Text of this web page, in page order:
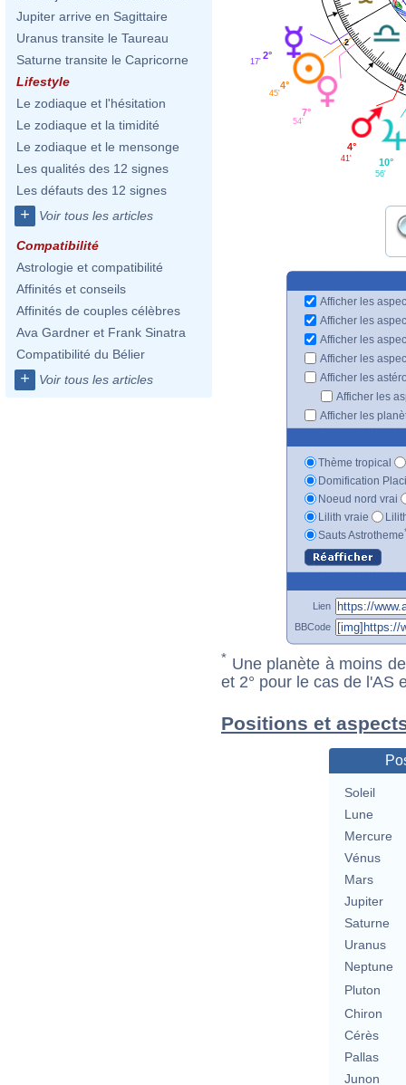
Jupiter arrive en Sagittaire
Uranus transite le Taureau
Saturne transite le Capricorne
Lifestyle
Le zodiaque et l'hésitation
Le zodiaque et la timidité
Le zodiaque et le mensonge
Les qualités des 12 signes
Les défauts des 12 signes
+ Voir tous les articles
Compatibilité
Astrologie et compatibilité
Affinités et conseils
Affinités de couples célèbres
Ava Gardner et Frank Sinatra
Compatibilité du Bélier
+ Voir tous les articles
2
3
2°
17'
4°
45'
7°
54'
4°
41' 10°
56'
Afficher les
Afficher les
Afficher les
Afficher les
Afficher les
Afficher les
Afficher les
Thème tropical
Domification
Noeud nord vrai
Lilith vraie
Sauts Astrotheme
Lien
BBCode
* Une planète à moins
et 2° pour le cas de l'AS
Positions et
Soleil
Lune
Mercure
Vénus
Mars
Jupiter
Saturne
Uranus
Neptune
Pluton
Chiron
Cérès
Pallas
Junon